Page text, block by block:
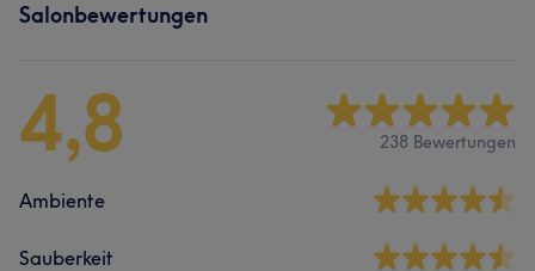
Salonbewertungen
4,8 238 Bewertungen
Ambiente
Sauberkeit